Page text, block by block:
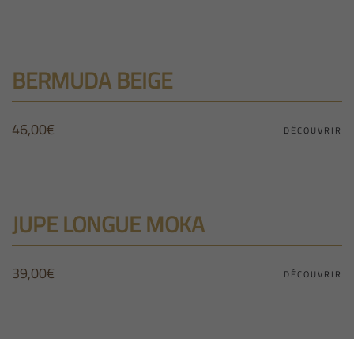
BERMUDA BEIGE
46,00€ DÉCOUVRIR
JUPE LONGUE MOKA
39,00€ DÉCOUVRIR